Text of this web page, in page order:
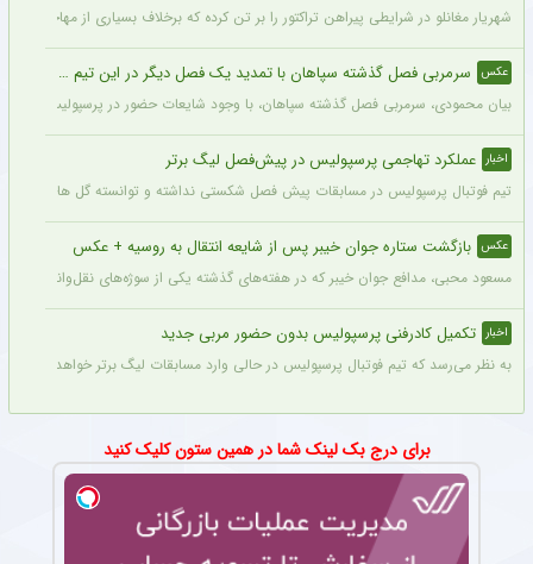
شهریار مغانلو در شرایطی پیراهن تراکتور را بر تن کرده که برخلاف بسیاری از مهاجمان
عکس سرمربی فصل گذشته سپاهان با تمدید یک فصل دیگر در این تیم ماند + عکس
بیان محمودی، سرمربی فصل گذشته سپاهان، با وجود شایعات حضور در پرسپولیس،
اخبار عملکرد تهاجمی پرسپولیس در پیش‌فصل لیگ برتر
تیم فوتبال پرسپولیس در مسابقات پیش فصل شکستی نداشته و توانسته گل های زیادی
عکس بازگشت ستاره جوان خیبر پس از شایعه انتقال به روسیه + عکس
مسعود محبی، مدافع جوان خیبر که در هفته‌های گذشته یکی از سوژه‌های نقل‌وانتقالات
اخبار تکمیل کادرفنی پرسپولیس بدون حضور مربی جدید
به نظر می‌رسد که تیم فوتبال پرسپولیس در حالی وارد مسابقات لیگ برتر خواهد شد که
برای درج بک لینک شما در همین ستون کلیک کنید